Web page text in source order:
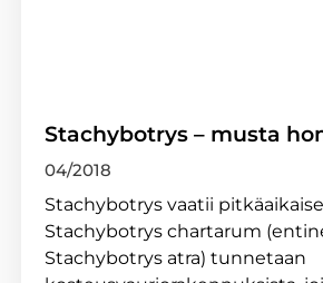
Stachybotrys – musta
04/2018
Stachybotrys vaatii
Stachybotrys chartarum
Stachybotrys atra) tunnetaan